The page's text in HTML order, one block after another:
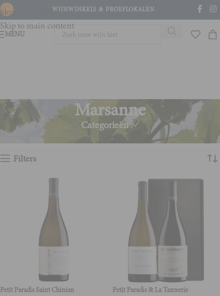
Skip to navigation
Skip to main content
WIJNWINKELS & PROEFLOKALEN
MENU
Marsanne
Categorieën
Home Product Druivenras Marsanne Toont alle 3 resultaten
Filters
Petit Paradis Saint Chinian
Petit Paradis & La Tannerie